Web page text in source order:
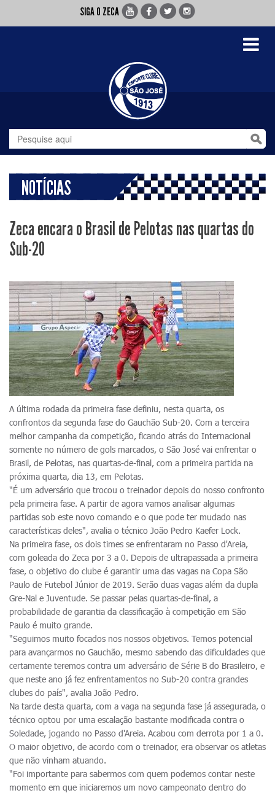
SIGA O ZECA
Toggle
NOTÍCIAS
Zeca encara o Brasil de Pelotas nas quartas do
Sub-20
A última rodada da primeira fase definiu, nesta quarta, os
confrontos da segunda fase do Gauchão Sub-20. Com a terceira
melhor campanha da competição, ficando atrás do Internacional
somente no número de gols marcados, o São José vai enfrentar o
Brasil, de Pelotas, nas quartas-de-final, com a primeira partida na
próxima quarta, dia 13, em Pelotas.
"É um adversário que trocou o treinador depois do nosso confronto
pela primeira fase. A partir de agora vamos analisar algumas
partidas sob este novo comando e o que pode ter mudado nas
características deles", avalia o técnico João Pedro Kaefer Lock.
Na primeira fase, os dois times se enfrentaram no Passo d'Areia,
com goleada do Zeca por 3 a 0. Depois de ultrapassada a primeira
fase, o objetivo do clube é garantir uma das vagas na Copa São
Paulo de Futebol Júnior de 2019. Serão duas vagas além da dupla
Gre-Nal e Juventude. Se passar pelas quartas-de-final, a
probabilidade de garantia da classificação à competição em São
Paulo é muito grande.
"Seguimos muito focados nos nossos objetivos. Temos potencial
para avançarmos no Gauchão, mesmo sabendo das dificuldades que
certamente teremos contra um adversário de Série B do Brasileiro, e
que neste ano já fez enfrentamentos no Sub-20 contra grandes
clubes do país", avalia João Pedro.
Na tarde desta quarta, com a vaga na segunda fase já assegurada, o
técnico optou por uma escalação bastante modificada contra o
Soledade, jogando no Passo d'Areia. Acabou com derrota por 1 a 0.
O maior objetivo, de acordo com o treinador, era observar os atletas
que não vinham atuando.
"Foi importante para sabermos com quem podemos contar neste
momento em que iniciaremos um novo campeonato dentro do